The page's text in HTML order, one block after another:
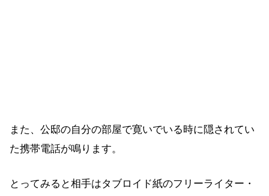
また、公邸の自分の部屋で寛いでいる時に隠されてい
た携帯電話が鳴ります。
とってみると相手はタブロイド紙のフリーライター・